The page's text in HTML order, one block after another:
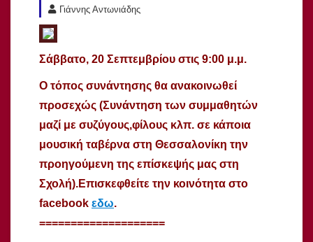
Γιάννης Αντωνιάδης
Σάββατο, 20 Σεπτεμβρίου στις 9:00 μ.μ.
Ο τόπος συνάντησης θα ανακοινωθεί
προσεχώς (Συνάντηση των συμμαθητών
μαζί με συζύγους,φίλους κλπ. σε κάποια
μουσική ταβέρνα στη Θεσσαλονίκη την
προηγούμενη της επίσκεψής μας στη
Σχολή).Επισκεφθείτε την κοινότητα στο
facebook εδω.
====================